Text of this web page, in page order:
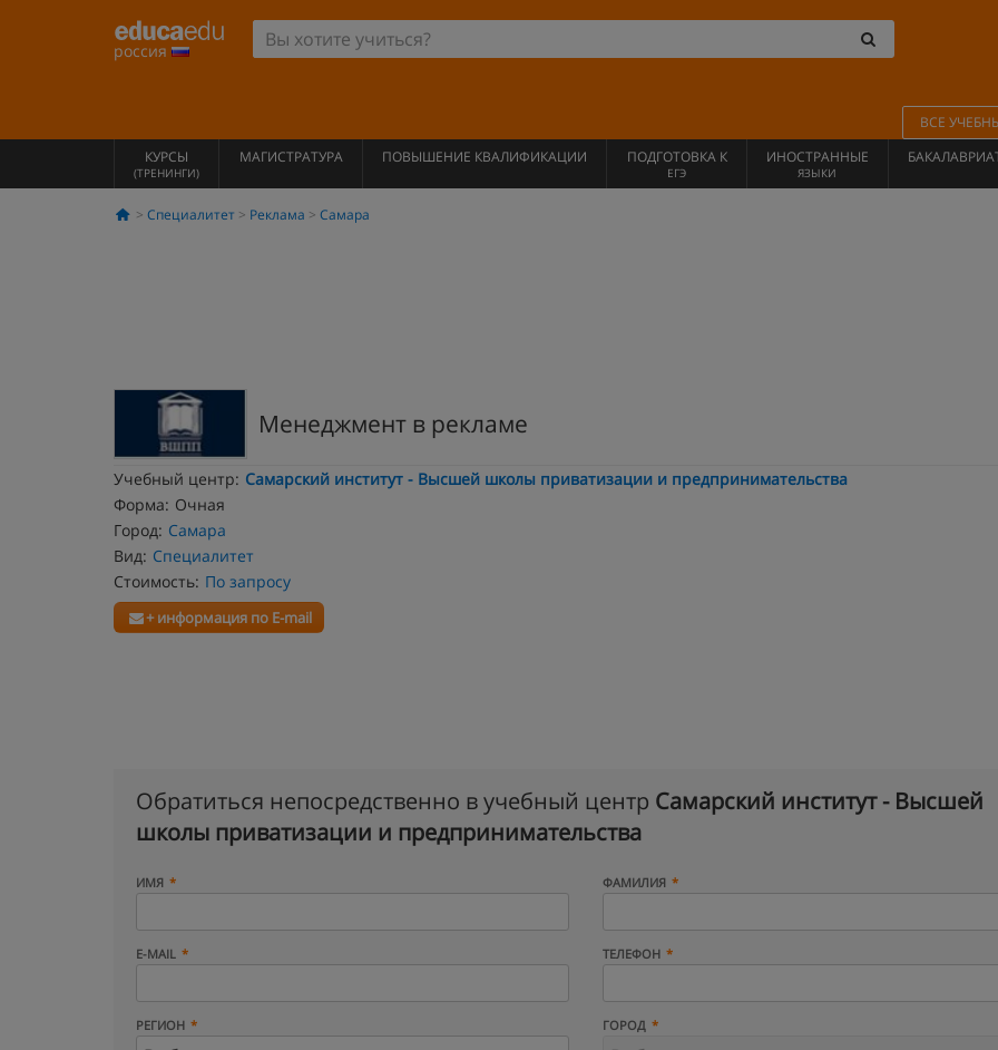
россия
ВСЕ
КУРСЫ
(ТРЕНИНГИ)
МАГИСТРАТУРА ПОВЫШЕНИЕ КВАЛИФИКАЦИИ ПОДГОТОВКА К
ЕГЭ
ИНОСТРАННЫЕ
ЯЗЫКИ
Специалитет Реклама Самара
Менеджмент в рекламе
Учебный центр: Самарский институт - Высшей школы приватизации и предпринимательства
Форма: Очная
Город: Самара
Вид: Специалитет
Стоимость: По запросу
+ информация по E-mail
Обратиться непосредственно в учебный центр Самарский институт - Высшей
школы приватизации и предпринимательства
ИМЯ ФАМИЛИЯ
E-MAIL ТЕЛЕФОН
РЕГИОН ГОРОД